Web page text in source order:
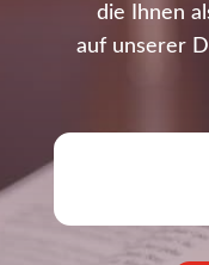
die Ihnen
auf unserer